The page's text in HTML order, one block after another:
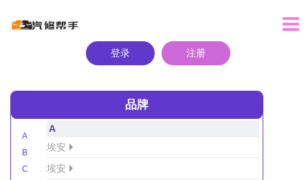
登录 注册
品牌
A
B
C
A
埃安
埃安